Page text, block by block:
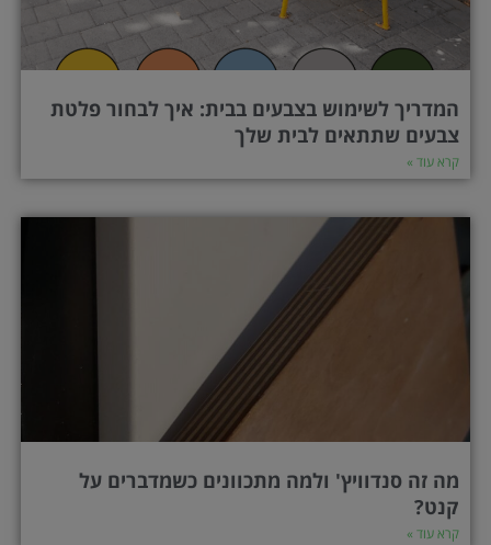
המדריך לשימוש בצבעים בבית: איך לבחור פלטת
צבעים שתתאים לבית שלך
קרא עוד »
מה זה סנדוויץ' ולמה מתכוונים כשמדברים על
קנט?
קרא עוד »